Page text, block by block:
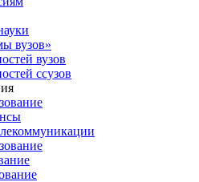
вузов»
вузов
ссузов